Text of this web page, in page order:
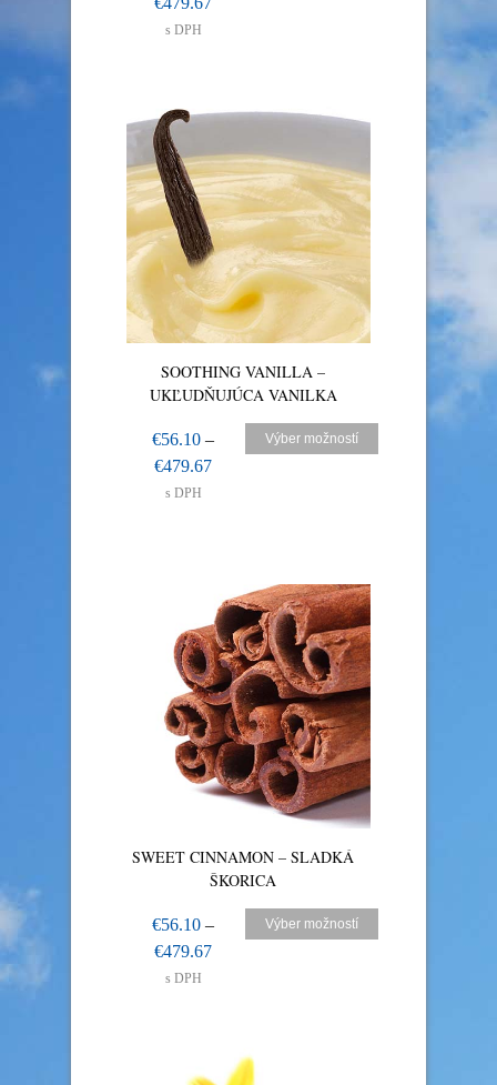
s DPH
SOOTHING VANILLA –
UKĽUDŇUJÚCA VANILKA
€56.10 –
€479.67
s DPH
Výber možností
SWEET CINNAMON – SLADKÁ
ŠKORICA
€56.10 –
€479.67
s DPH
Výber možností